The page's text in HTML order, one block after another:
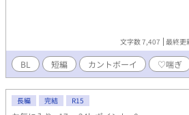
文字数 7,407 最終更
BL 短編 カントボーイ ♡喘ぎ
長編 完結 R15